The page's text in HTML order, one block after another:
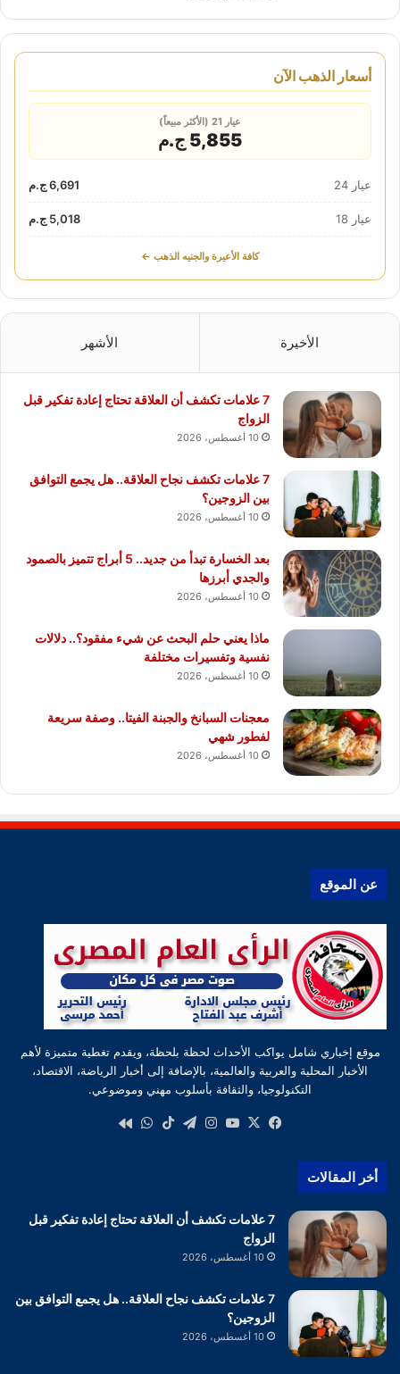
أسعار الذهب الآن
عيار 21 (الأكثر مبيعاً)
5,855 ج.م
عيار 24 6,691 ج.م
عيار 18 5,018 ج.م
كافة الأعيرة والجنيه الذهب ←
الأخيرة الأشهر
7 علامات تكشف أن العلاقة تحتاج إعادة تفكير قبل
الزواج
10 أغسطس، 2026
7 علامات تكشف نجاح العلاقة.. هل يجمع التوافق
بين الزوجين؟
10 أغسطس، 2026
بعد الخسارة تبدأ من جديد.. 5 أبراج تتميز بالصمود
والجدي أبرزها
10 أغسطس، 2026
ماذا يعني حلم البحث عن شيء مفقود؟.. دلالات
نفسية وتفسيرات مختلفة
10 أغسطس، 2026
معجنات السبانخ والجبنة الفيتا.. وصفة سريعة
لفطور شهي
10 أغسطس، 2026
عن الموقع
موقع إخباري شامل يواكب الأحداث لحظة بلحظة، ويقدم تغطية متميزة لأهم
الأخبار المحلية والعربية والعالمية، بالإضافة إلى أخبار الرياضة، الاقتصاد،
التكنولوجيا، والثقافة بأسلوب مهني وموضوعي.
فيسبوك
‫X
‫YouTube
انستقرام
تيلقرام‫TikTokواتساب
أخر المقالات
7 علامات تكشف أن العلاقة تحتاج إعادة تفكير قبل
الزواج
10 أغسطس، 2026
7 علامات تكشف نجاح العلاقة.. هل يجمع التوافق بين
الزوجين؟
10 أغسطس، 2026